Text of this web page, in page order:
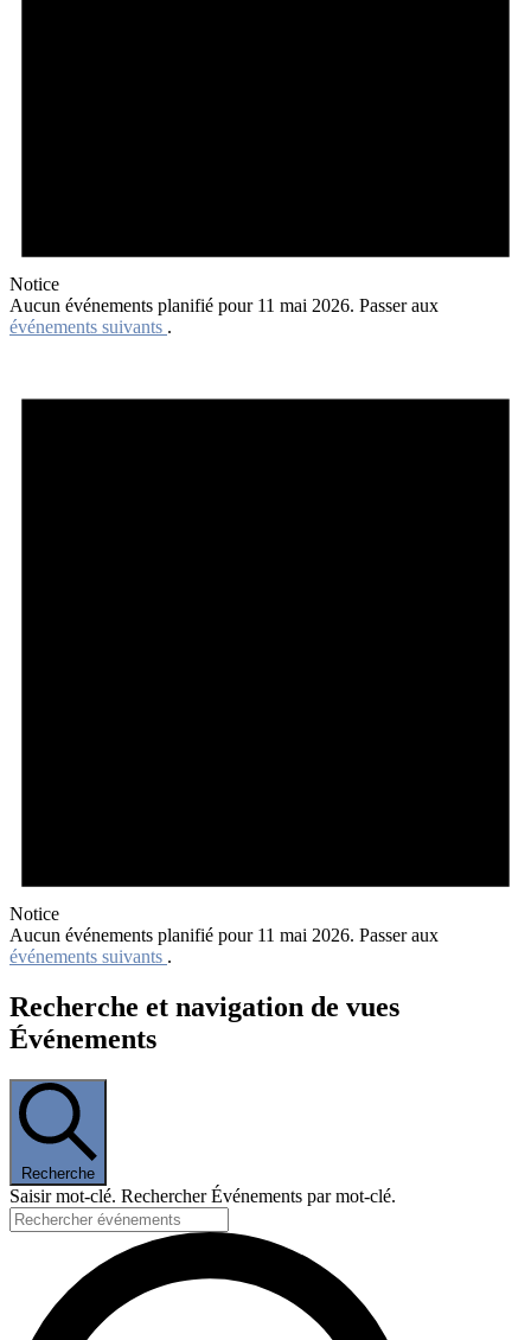
Notice
Aucun événements planifié pour 11 mai 2026. Passer aux
événements suivants .
Notice
Aucun événements planifié pour 11 mai 2026. Passer aux
événements suivants .
Recherche et navigation de vues
Événements
Recherche
Saisir mot-clé. Rechercher Événements par mot-clé.